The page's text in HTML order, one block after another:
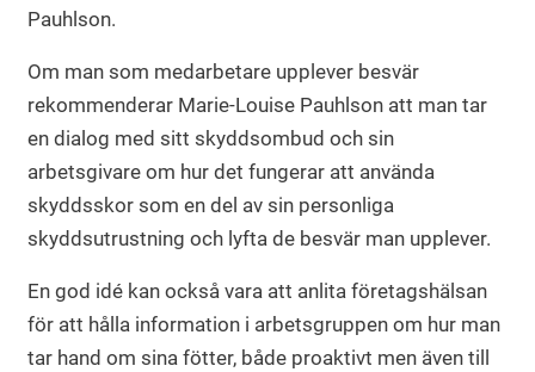
Pauhlson.
Om man som medarbetare upplever besvär
rekommenderar Marie-Louise Pauhlson att man tar
en dialog med sitt skyddsombud och sin
arbetsgivare om hur det fungerar att använda
skyddsskor som en del av sin personliga
skyddsutrustning och lyfta de besvär man upplever.
En god idé kan också vara att anlita företagshälsan
för att hålla information i arbetsgruppen om hur man
tar hand om sina fötter, både proaktivt men även till